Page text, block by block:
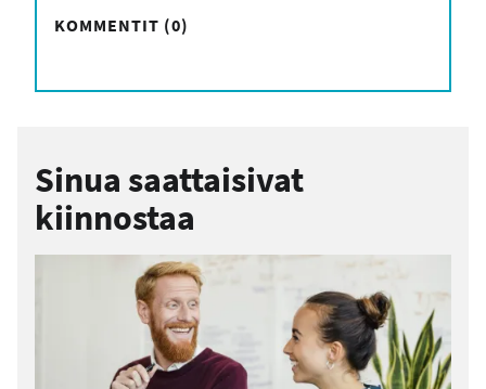
KOMMENTIT (0)
Sinua saattaisivat
kiinnostaa